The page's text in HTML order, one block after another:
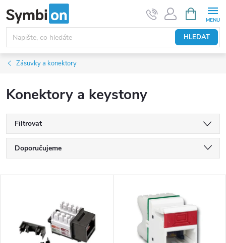
na
obsah
HLEDAT
NÁKUPNÍ
KOŠÍK
Zásuvky a konektory
Konektory a keystony
Filtrovat
a
z
Doporučujeme
Nejprodávanější
Abecedně